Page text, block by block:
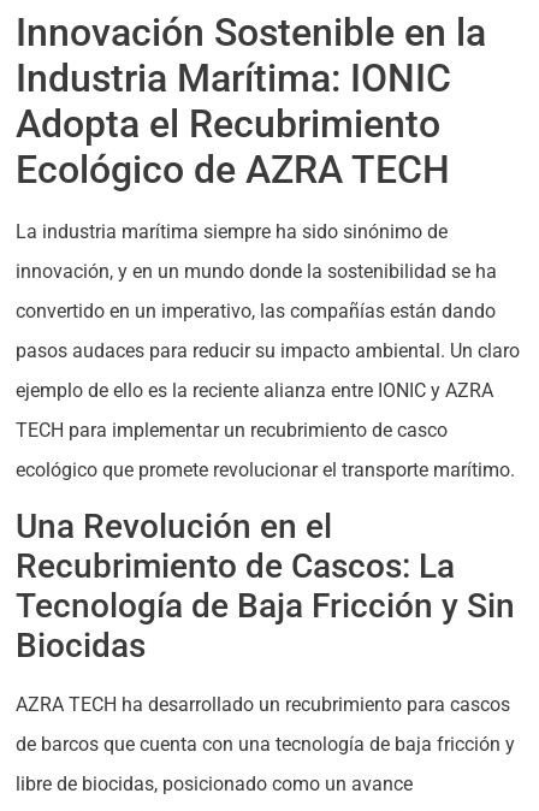
Innovación Sostenible en la
Industria Marítima: IONIC
Adopta el Recubrimiento
Ecológico de AZRA TECH
La industria marítima siempre ha sido sinónimo de
innovación, y en un mundo donde la sostenibilidad se ha
convertido en un imperativo, las compañías están dando
pasos audaces para reducir su impacto ambiental. Un claro
ejemplo de ello es la reciente alianza entre IONIC y AZRA
TECH para implementar un recubrimiento de casco
ecológico que promete revolucionar el transporte marítimo.
Una Revolución en el
Recubrimiento de Cascos: La
Tecnología de Baja Fricción y Sin
Biocidas
AZRA TECH ha desarrollado un recubrimiento para cascos
de barcos que cuenta con una tecnología de baja fricción y
libre de biocidas, posicionado como un avance